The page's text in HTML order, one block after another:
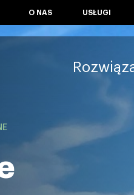
O NAS USŁUGI